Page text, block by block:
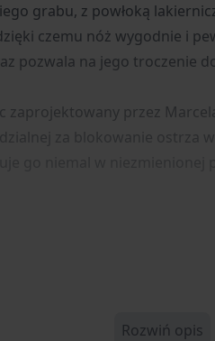
grabu, z powłoką
czemu nóż wygodnie i
pozwala na jego troczenie
przez
Rozwiń opis